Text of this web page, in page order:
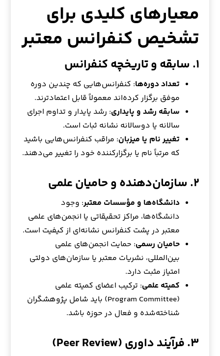
معیارهای کلیدی برای
تشخیص کنفرانس معتبر
۱. سابقه و تاریخچه کنفرانس
تعداد دوره‌ها: کنفرانس‌هایی که چندین دوره
موفق برگزار کرده‌اند معمولاً قابل اعتمادترند.
سابقه رشد و پایداری: رشد پایدار و تداوم اجرای
سالانه یا دوسالانه نشانه ثبات است.
تغییر نام یا میزبان: مراقب کنفرانس‌هایی باشید
که مرتباً نام یا برگزارکننده خود را تغییر می‌دهند.
۲. سازمان‌دهنده و حامیان علمی
دانشگاه‌ها و مؤسسات معتبر: وجود
دانشگاه‌ها، مراکز تحقیقاتی یا انجمن‌های علمی
معتبر در پشت کنفرانس نشانه‌ای از کیفیت است.
حامیان رسمی: حمایت انجمن‌های علمی
بین‌المللی، نشریات معتبر یا سازمان‌های دولتی
امتیاز مثبت دارد.
کمیته علمی: ترکیب اعضای کمیته علمی
(Program Committee) باید شامل پژوهشگران
شناخته‌شده و فعال در حوزه باشد.
۳. فرآیند داوری (Peer Review)